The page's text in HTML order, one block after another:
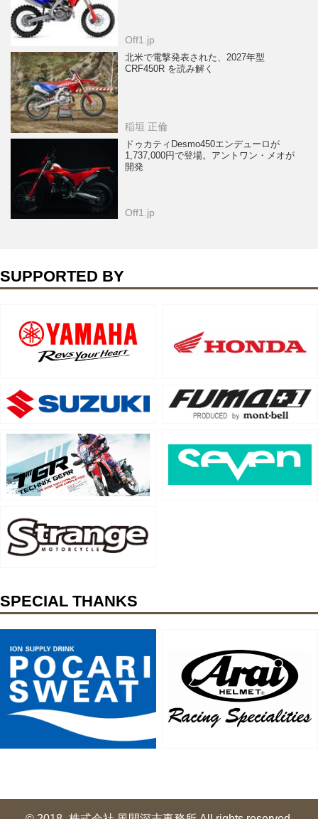
Off1.jp
北米で電撃発表された、2027年型
CRF450R を読み解く
稲垣 正倫
ドゥカティDesmo450エンデューロが
1,737,000円で登場。アントワン・メオが
開発
Off1.jp
SUPPORTED BY
SPECIAL THANKS